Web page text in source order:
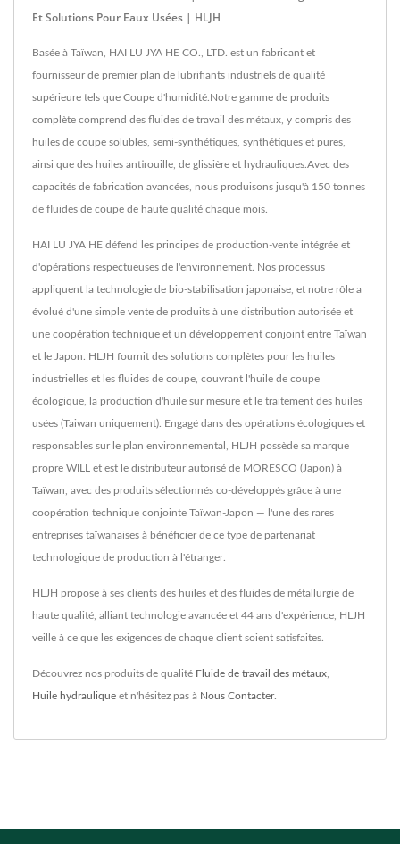
Et Solutions Pour Eaux Usées | HLJH
Basée à Taïwan, HAI LU JYA HE CO., LTD. est un fabricant et
fournisseur de premier plan de lubrifiants industriels de qualité
supérieure tels que Coupe d'humidité.Notre gamme de produits
complète comprend des fluides de travail des métaux, y compris des
huiles de coupe solubles, semi-synthétiques, synthétiques et pures,
ainsi que des huiles antirouille, de glissière et hydrauliques.Avec des
capacités de fabrication avancées, nous produisons jusqu'à 150 tonnes
de fluides de coupe de haute qualité chaque mois.
HAI LU JYA HE défend les principes de production-vente intégrée et
d'opérations respectueuses de l'environnement. Nos processus
appliquent la technologie de bio-stabilisation japonaise, et notre rôle a
évolué d'une simple vente de produits à une distribution autorisée et
une coopération technique et un développement conjoint entre Taïwan
et le Japon. HLJH fournit des solutions complètes pour les huiles
industrielles et les fluides de coupe, couvrant l'huile de coupe
écologique, la production d'huile sur mesure et le traitement des huiles
usées (Taiwan uniquement). Engagé dans des opérations écologiques et
responsables sur le plan environnemental, HLJH possède sa marque
propre WILL et est le distributeur autorisé de MORESCO (Japon) à
Taïwan, avec des produits sélectionnés co-développés grâce à une
coopération technique conjointe Taïwan-Japon — l'une des rares
entreprises taïwanaises à bénéficier de ce type de partenariat
technologique de production à l'étranger.
HLJH propose à ses clients des huiles et des fluides de métallurgie de
haute qualité, alliant technologie avancée et 44 ans d'expérience, HLJH
veille à ce que les exigences de chaque client soient satisfaites.
Découvrez nos produits de qualité Fluide de travail des métaux,
Huile hydraulique et n'hésitez pas à Nous Contacter.